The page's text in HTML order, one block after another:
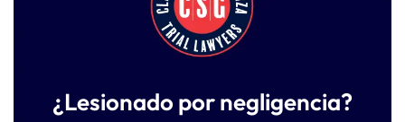
¿Lesionado por negligencia?